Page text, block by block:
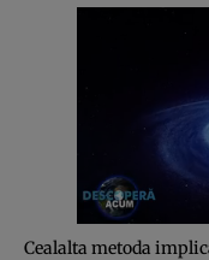
Cealalta metoda